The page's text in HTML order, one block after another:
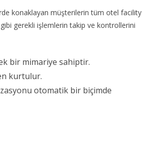
konaklayan müşterilerin tüm otel facility
gerekli işlemlerin takip ve kontrollerini
bir mimariye sahiptir.
kurtulur.
otomatik bir biçimde